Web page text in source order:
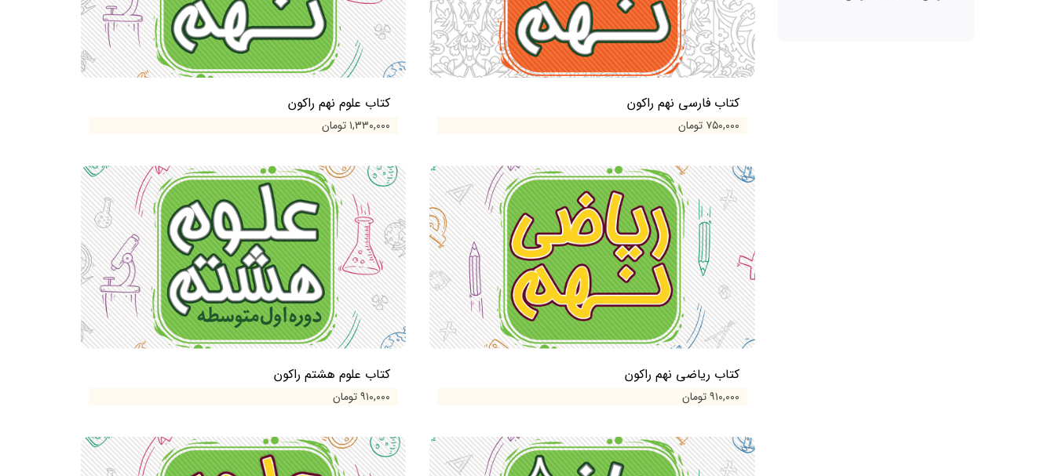
کتاب فارسی نهم راکون
۷۵۰,۰۰۰ تومان
کتاب علوم نهم راکون
۱,۳۳۰,۰۰۰ تومان
کتاب ریاضی نهم راکون
۹۱۰,۰۰۰ تومان
کتاب علوم هشتم راکون
۹۱۰,۰۰۰ تومان